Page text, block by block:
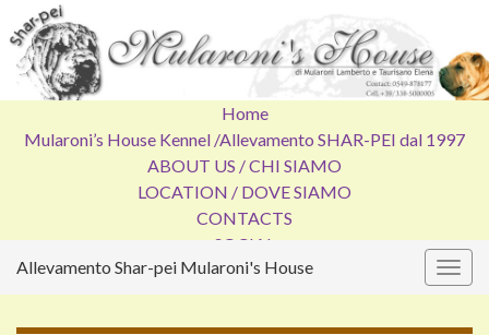
Home
Mularoni’s House Kennel /Allevamento SHAR-PEI dal 1997
ABOUT US / CHI SIAMO
LOCATION / DOVE SIAMO
CONTACTS
SOCIAL
la
Allevamento Shar-pei Mularoni's House